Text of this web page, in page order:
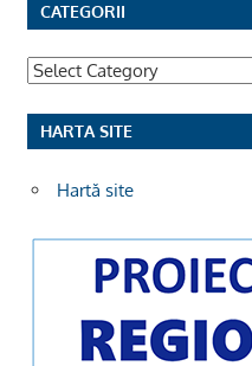
CATEGORII
Categorii
HARTA SITE
Hartă site